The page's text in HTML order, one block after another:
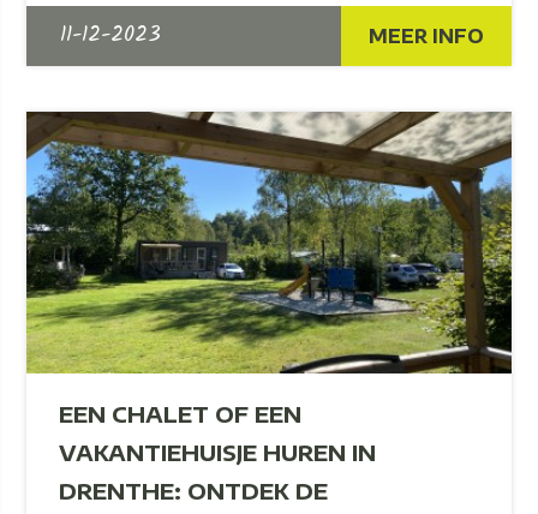
11-12-2023 MEER INFO
EEN CHALET OF EEN
VAKANTIEHUISJE HUREN IN
DRENTHE: ONTDEK DE